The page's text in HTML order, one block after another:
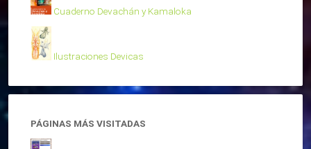
Cuaderno Devachán y Kamaloka
Ilustraciones Devicas
PÁGINAS MÁS VISITADAS